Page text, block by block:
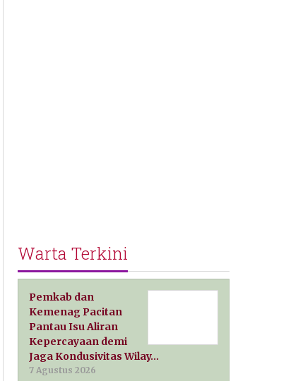
Warta Terkini
Pemkab dan
Kemenag Pacitan
Pantau Isu Aliran
Kepercayaan demi
Jaga Kondusivitas Wilay…
7 Agustus 2026